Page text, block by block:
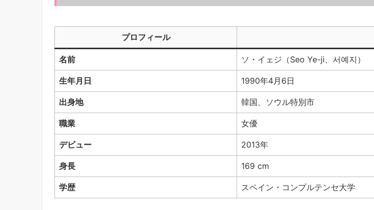
プロフィール
名前 ソ・イェジ（Seo Ye-ji、서예지）
生年月日 1990年4月6日
出身地 韓国、ソウル特別市
職業 女優
デビュー 2013年
身長 169 cm
学歴 スペイン・コンプルテンセ大学